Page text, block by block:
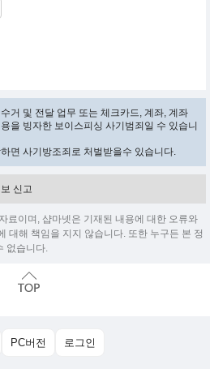
거 및 전달 업무 또는 체크카드, 계좌, 계좌
을 빙자한 보이스피싱 사기범죄일 수 있습니
면 사기방조죄로 처벌받을수 있습니다.
신고
료이며, 샵마넷은 기재된 내용에 대한 오류와
대해 책임을 지지 않습니다. 또한 누구든 본 정
없습니다.
PC버전 로그인